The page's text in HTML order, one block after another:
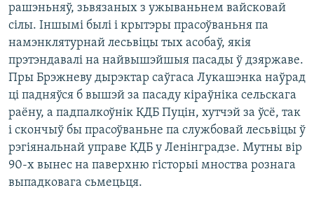
рашэньняў, зьвязаных з ужываньнем вайсковай
сілы. Іншымі былі і крытэры прасоўваньня па
намэнклятурнай лесьвіцы тых асобаў, якія
прэтэндавалі на найвышэйшыя пасады ў дзяржаве.
Пры Брэжневу дырэктар саўгаса Лукашэнка наўрад
ці падняўся б вышэй за пасаду кіраўніка сельскага
раёну, а падпалкоўнік КДБ Пуцін, хутчэй за ўсё, так
і скончыў бы прасоўваньне па службовай лесьвіцы ў
рэгіянальнай управе КДБ у Ленінградзе. Мутны вір
90-х вынес на паверхню гісторыі мноства рознага
выпадковага сьмецьця.